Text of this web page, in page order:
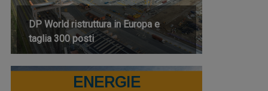
DP World ristruttura in Europa e
taglia 300 posti
ENERGIE